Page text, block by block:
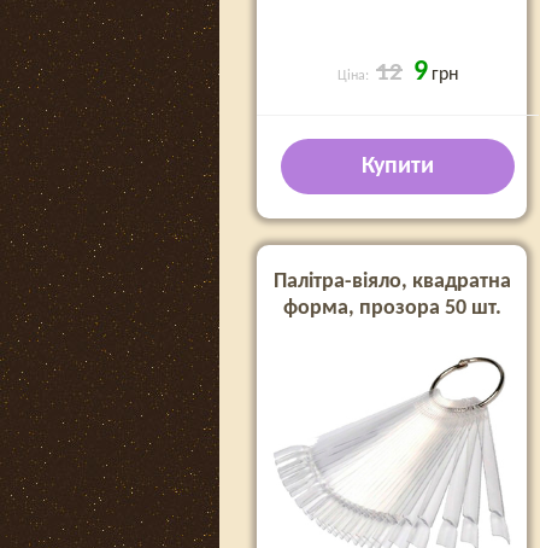
Ціна: 12 9 грн
Купити
Палітра-віяло, квадратна
форма, прозора 50 шт.